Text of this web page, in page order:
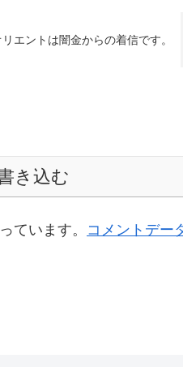
エントは闇金からの着信です。
き込む
ています。 コメントデー